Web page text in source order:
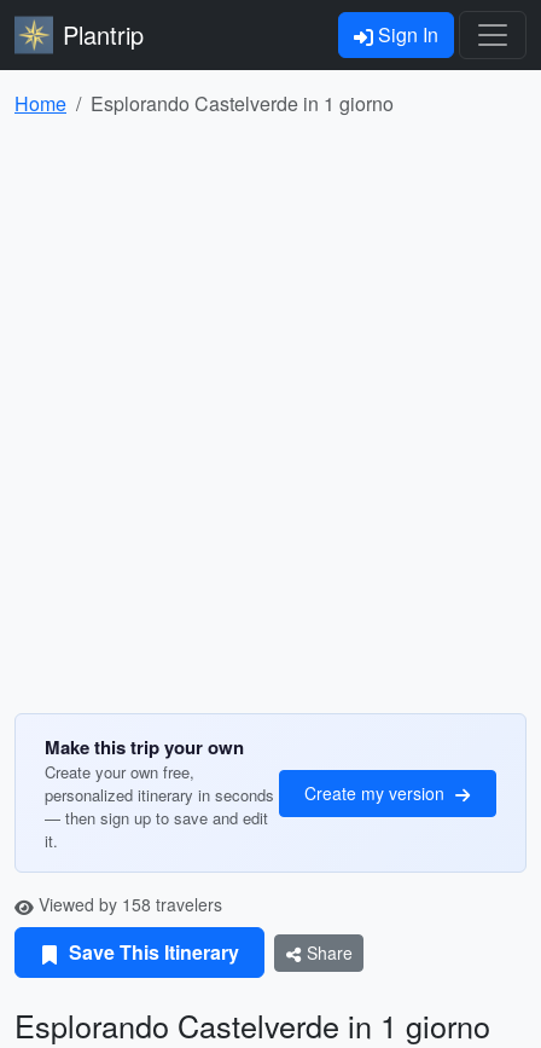
Plantrip Sign In
Home Esplorando Castelverde in 1 giorno
Make this trip your own
Create your own free,
personalized itinerary in seconds
— then sign up to save and edit
it.
Create my version
Viewed by 158 travelers
Save This Itinerary Share
Esplorando Castelverde in 1 giorno